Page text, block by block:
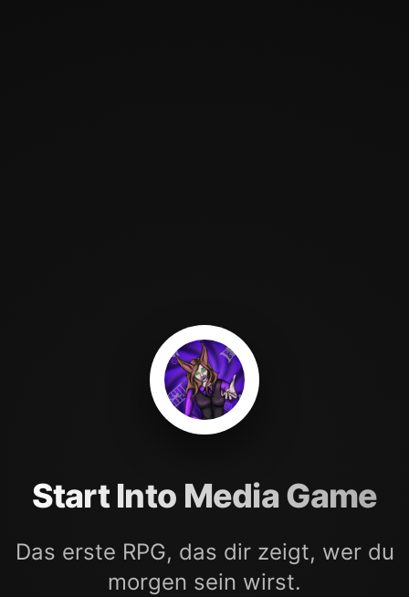
Start Into Media Game
Das erste RPG, das dir zeigt, wer du
morgen sein wirst.